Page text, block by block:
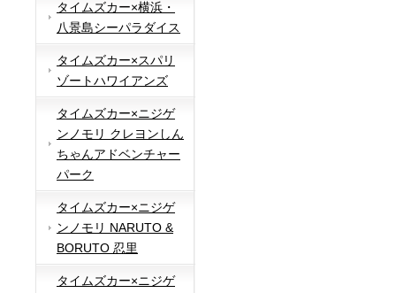
タイムズカー×横浜・
八景島シーパラダイス
タイムズカー×スパリ
ゾートハワイアンズ
タイムズカー×ニジゲ
ンノモリ クレヨンしん
ちゃんアドベンチャー
パーク
タイムズカー×ニジゲ
ンノモリ NARUTO &
BORUTO 忍里
タイムズカー×ニジゲ